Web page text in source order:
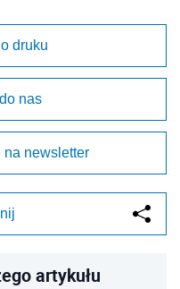
druku
nas
na newsletter
artykułu